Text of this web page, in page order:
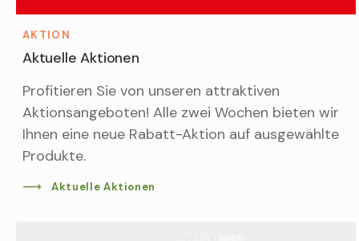
AKTION
Aktuelle Aktionen
Profitieren Sie von unseren attraktiven
Aktionsangeboten! Alle zwei Wochen bieten wir
Ihnen eine neue Rabatt-Aktion auf ausgewählte
Produkte.
Aktuelle Aktionen